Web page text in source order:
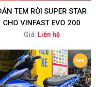
TEM RỜI SUPER STAR
CHO VINFAST EVO 200
Giá: Liên hệ